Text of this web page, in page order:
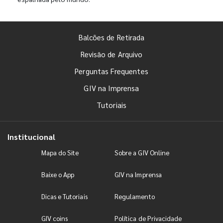
Balcões de Retirada
Revisão de Arquivo
Perguntas Frequentes
GIV na Imprensa
Tutoriais
Institucional
Mapa do Site Sobre a GIV Online
Baixe o App GIV na Imprensa
Dicas e Tutoriais Regulamento
GIV coins Política de Privacidade